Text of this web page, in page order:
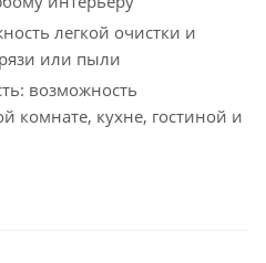
легкой очистки и
или пыли
возможность
комнате, кухне, гостиной и